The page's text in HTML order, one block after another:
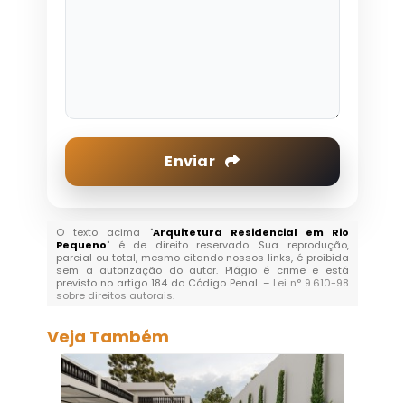
Enviar
O texto acima "Arquitetura Residencial em Rio
Pequeno" é de direito reservado. Sua reprodução,
parcial ou total, mesmo citando nossos links, é proibida
sem a autorização do autor. Plágio é crime e está
previsto no artigo 184 do Código Penal. – Lei n° 9.610-98
sobre direitos autorais.
Veja Também